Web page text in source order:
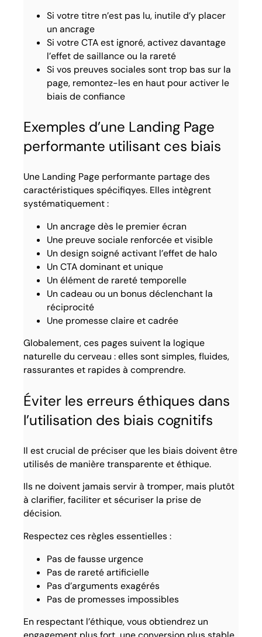
Si votre titre n’est pas lu, inutile d’y placer
un ancrage
Si votre CTA est ignoré, activez davantage
l’effet de saillance ou la rareté
Si vos preuves sociales sont trop bas sur la
page, remontez-les en haut pour activer le
biais de confiance
Exemples d’une Landing Page
performante utilisant ces biais
Une Landing Page performante partage des
caractéristiques spécifiqyes. Elles intègrent
systématiquement :
Un ancrage dès le premier écran
Une preuve sociale renforcée et visible
Un design soigné activant l’effet de halo
Un CTA dominant et unique
Un élément de rareté temporelle
Un cadeau ou un bonus déclenchant la
réciprocité
Une promesse claire et cadrée
Globalement, ces pages suivent la logique
naturelle du cerveau : elles sont simples, fluides,
rassurantes et rapides à comprendre.
Éviter les erreurs éthiques dans
l’utilisation des biais cognitifs
Il est crucial de préciser que les biais doivent être
utilisés de manière transparente et éthique.
Ils ne doivent jamais servir à tromper, mais plutôt
à clarifier, faciliter et sécuriser la prise de
décision.
Respectez ces règles essentielles :
Pas de fausse urgence
Pas de rareté artificielle
Pas d’arguments exagérés
Pas de promesses impossibles
En respectant l’éthique, vous obtiendrez un